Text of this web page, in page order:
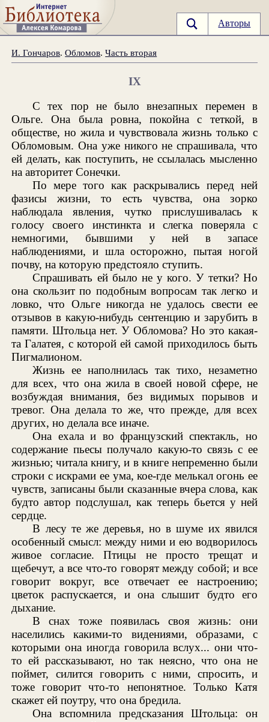
Авторы
И. Гончаров.Обломов.Часть вторая
IX
С тех пор не было внезапных перемен в
Ольге. Она была ровна, покойна с теткой, в
обществе, но жила и чувствовала жизнь только с
Обломовым. Она уже никого не спрашивала, что
ей делать, как поступить, не ссылалась мысленно
на авторитет Сонечки.
По мере того как раскрывались перед ней
фазисы жизни, то есть чувства, она зорко
наблюдала явления, чутко прислушивалась к
голосу своего инстинкта и слегка поверяла с
немногими, бывшими у ней в запасе
наблюдениями, и шла осторожно, пытая ногой
почву, на которую предстояло ступить.
Спрашивать ей было не у кого. У тетки? Но
она скользит по подобным вопросам так легко и
ловко, что Ольге никогда не удалось свести ее
отзывов в какую-нибудь сентенцию и зарубить в
памяти. Штольца нет. У Обломова? Но это какая-
та Галатея, с которой ей самой приходилось быть
Пигмалионом.
Жизнь ее наполнилась так тихо, незаметно
для всех, что она жила в своей новой сфере, не
возбуждая внимания, без видимых порывов и
тревог. Она делала то же, что прежде, для всех
других, но делала все иначе.
Она ехала и во французский спектакль, но
содержание пьесы получало какую-то связь с ее
жизнью; читала книгу, и в книге непременно были
строки с искрами ее ума, кое-где мелькал огонь ее
чувств, записаны были сказанные вчера слова, как
будто автор подслушал, как теперь бьется у ней
сердце.
В лесу те же деревья, но в шуме их явился
особенный смысл: между ними и ею водворилось
живое согласие. Птицы не просто трещат и
щебечут, а все что-то говорят между собой; и все
говорит вокруг, все отвечает ее настроению;
цветок распускается, и она слышит будто его
дыхание.
В снах тоже появилась своя жизнь: они
населились какими-то видениями, образами, с
которыми она иногда говорила вслух... они что-
то ей рассказывают, но так неясно, что она не
поймет, силится говорить с ними, спросить, и
тоже говорит что-то непонятное. Только Катя
скажет ей поутру, что она бредила.
Она вспомнила предсказания Штольца: он